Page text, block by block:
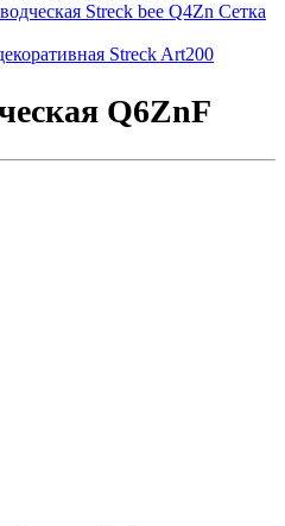
Сетка
Streck Art200
Q6ZnF